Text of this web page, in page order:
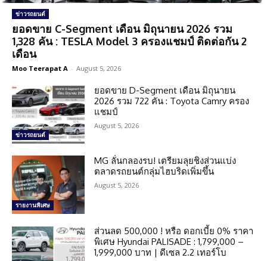
ข่าวรถยนต์
ยอดขาย C-Segment เดือน มิถุนายน 2026 รวม
1,328 คัน : TESLA Model 3 ครองแชมป์ ติดต่อกัน 2
เดือน
Moo Teerapat A - August 5, 2026
ข่าวรถยนต์
ยอดขาย D-Segment เดือน มิถุนายน
2026 รวม 722 คัน : Toyota Camry ครอง
แชมป์
August 5, 2026
รายงานพิเศษ
MG ลั่นกลองรบ! เตรียมลุยชิงส่วนแบ่ง
ตลาดรถยนต์กลุ่มไฮบริดเพิ่มขึ้น
August 5, 2026
ส่วนลด 500,000 ! หรือ ดอกเบี้ย 0% ราคา
พิเศษ Hyundai PALISADE : 1,799,000 –
1,999,000 บาท | ดีเซล 2.2 เทอร์โบ